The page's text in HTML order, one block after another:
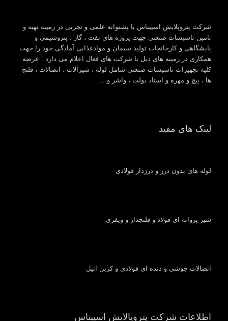
شرکت پتروپلایش اسپیناس با پشتوانه علمی و تجربی در زمینه تهیه و
تامین تاسیسات صنعتی جهت پروژه های نفت ، گاز ، پتروشیمی و
پایشگاهی و کارخانجات تولید سیمان و موادغذایی آمادگی خود را جهت
همکاری در زمینه های ذیل با شرکت های فعال اعلام می دارد : عرضه
کلیه تجهیزات تاسیسات صنعتی شامل لوله ، شیرآلات ، اتصالات ، فلنج
ها ، پیچ و مهره و استاد بولت ، واشر و ...
لینک های مفید
لوله های بدون درز و درزدار فولادی
شیر پروانه ای فولاد و فلنجدار و ویفری
اتصالات جوشی و دنده ای فولادی و کربن اتیل
اطلاعات شرکت پتروپالایش اسپیناس